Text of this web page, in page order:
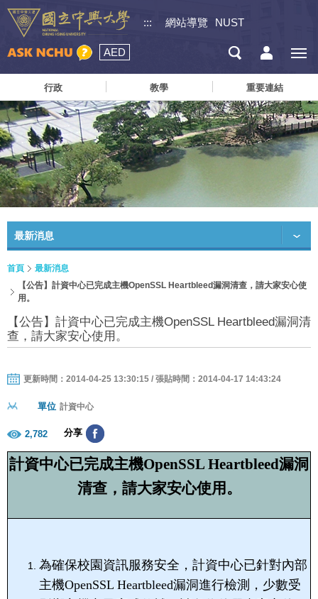
::: 網站導覽 NUST
AED
行政 教學 重要連結
最新消息
首頁
最新消息
【公告】計資中心已完成主機OpenSSL Heartbleed漏洞清查，請大家安心使
用。
【公告】計資中心已完成主機OpenSSL Heartbleed漏洞清
查，請大家安心使用。
更新時間：2014-04-25 13:30:15 / 張貼時間：2014-04-17 14:43:24
單位 計資中心
2,782 分享
計資中心已完成主機OpenSSL Heartbleed漏洞
清查，請大家安心使用。
為確保校園資訊服務安全，計資中心已針對內部
主機OpenSSL Heartbleed漏洞進行檢測，少數受